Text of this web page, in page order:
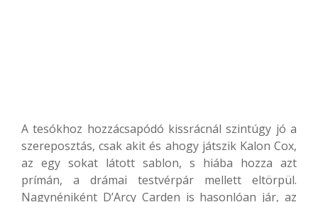
A tesókhoz hozzácsapódó kissrácnál szintúgy jó a
szereposztás, csak akit és ahogy játszik Kalon Cox,
az egy sokat látott sablon, s hiába hozza azt
prímán, a drámai testvérpár mellett eltörpül.
Nagynéniként D’Arcy Carden is hasonlóan jár, az